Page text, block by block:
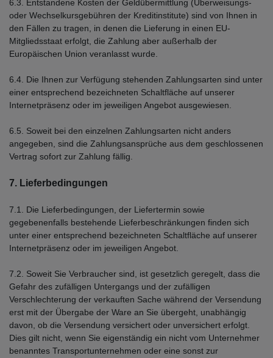
6.3. Entstandene Kosten der Geldübermittlung (Überweisungs-
oder Wechselkursgebühren der Kreditinstitute) sind von Ihnen in
den Fällen zu tragen, in denen die Lieferung in einen EU-
Mitgliedsstaat erfolgt, die Zahlung aber außerhalb der
Europäischen Union veranlasst wurde.
6.4. Die Ihnen zur Verfügung stehenden Zahlungsarten sind unter
einer entsprechend bezeichneten Schaltfläche auf unserer
Internetpräsenz oder im jeweiligen Angebot ausgewiesen.
6.5. Soweit bei den einzelnen Zahlungsarten nicht anders
angegeben, sind die Zahlungsansprüche aus dem geschlossenen
Vertrag sofort zur Zahlung fällig.
7. Lieferbedingungen
7.1. Die Lieferbedingungen, der Liefertermin sowie
gegebenenfalls bestehende Lieferbeschränkungen finden sich
unter einer entsprechend bezeichneten Schaltfläche auf unserer
Internetpräsenz oder im jeweiligen Angebot.
7.2. Soweit Sie Verbraucher sind, ist gesetzlich geregelt, dass die
Gefahr des zufälligen Untergangs und der zufälligen
Verschlechterung der verkauften Sache während der Versendung
erst mit der Übergabe der Ware an Sie übergeht, unabhängig
davon, ob die Versendung versichert oder unversichert erfolgt.
Dies gilt nicht, wenn Sie eigenständig ein nicht vom Unternehmer
benanntes Transportunternehmen oder eine sonst zur